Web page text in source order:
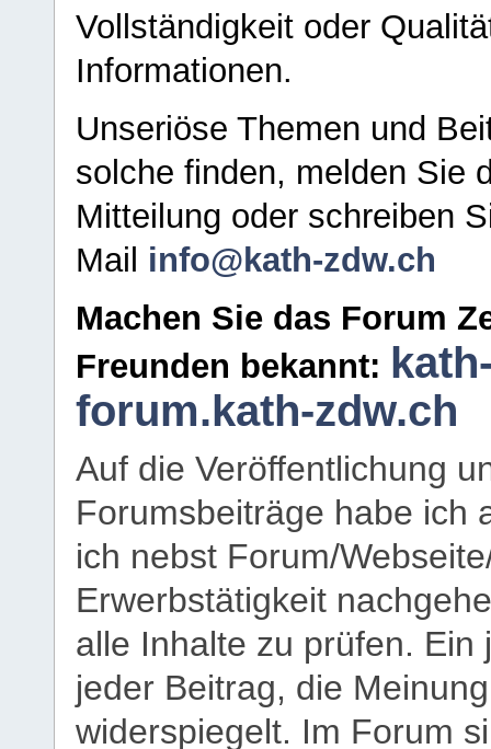
Vollständigkeit oder
Informationen.
Unseriöse Themen und
solche finden, melden Sie
Mitteilung oder schreiben
Mail info@kath-zdw.ch
Machen Sie das Forum
Freunden bekannt:
forum.kath-zdw.ch
Auf die Veröffentlichung
Forumsbeiträge habe ich
ich nebst Forum/
Erwerbstätigkeit
alle Inhalte zu prüfen.
jeder Beitrag, die
widerspiegelt. Im Forum